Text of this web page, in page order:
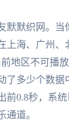
默默织网。当
上海、广州、
地区不可播
了多少个数据
前0.8秒，系
通道。